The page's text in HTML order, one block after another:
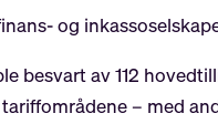
og
besvart av 112
– med